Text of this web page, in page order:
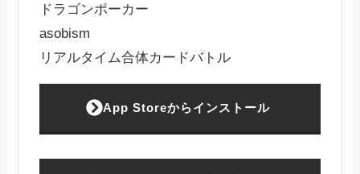
ドラゴンポーカー
asobism
リアルタイム合体カードバトル
App Storeからインストール